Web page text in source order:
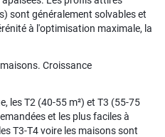
sont généralement solvables et
à l'optimisation maximale, la
Croissance
les T2 (40-55 m²) et T3 (55-75
et les plus faciles à
T3-T4 voire les maisons sont